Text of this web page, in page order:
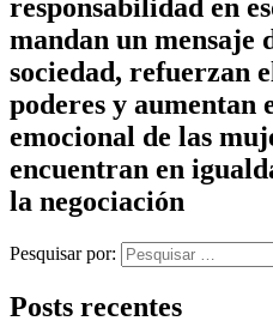
responsabilidad en
mandan un mensaje
sociedad, refuerzan
poderes y aumentan
emocional de las
encuentran en
la negociación
Pesquisar por:
Posts recentes